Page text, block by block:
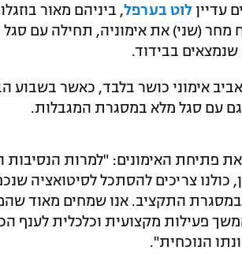
עדיין לוט בערפל, ביניהם מאור
מחר (שני) את אימוניה, תחילה עם
שנמצאים בבידוד.
אימוני כושר בלבד, כאשר בשבוע
עם סגל מלא במסגרת המגבלות.
פתיחת האימונים: "למרות הנסיבות
צריכים להסתכל לסיטואציה
במסגרת התקציב. אנו שמחים מאוד
פעילות מקצועית וכלכלית לענף
הנוכחית".